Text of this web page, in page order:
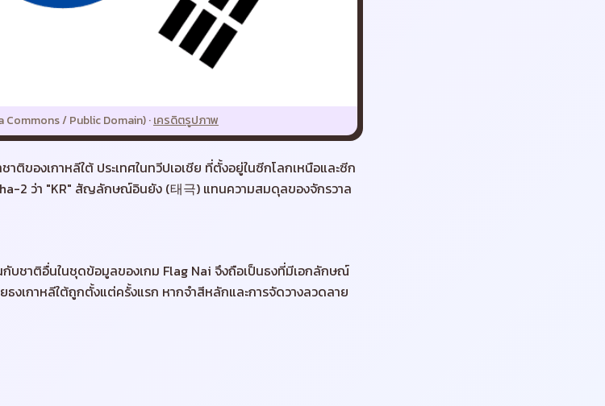
Commons / Public Domain)·เครดิตรูปภาพ
าติของเกาหลีใต้ ประเทศในทวีปเอเชีย ที่ตั้งอยู่ในซีกโลกเหนือและซีก
2 ว่า "KR" สัญลักษณ์อินยัง (태극) แทนความสมดุลของจักรวาล
บชาติอื่นในชุดข้อมูลของเกม Flag Nai จึงถือเป็นธงที่มีเอกลักษณ์
ธงเกาหลีใต้ถูกตั้งแต่ครั้งแรก หากจำสีหลักและการจัดวางลวดลาย